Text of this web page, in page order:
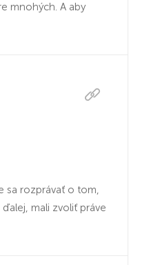
mnohých. A aby
sa rozprávať o tom,
mali zvoliť práve